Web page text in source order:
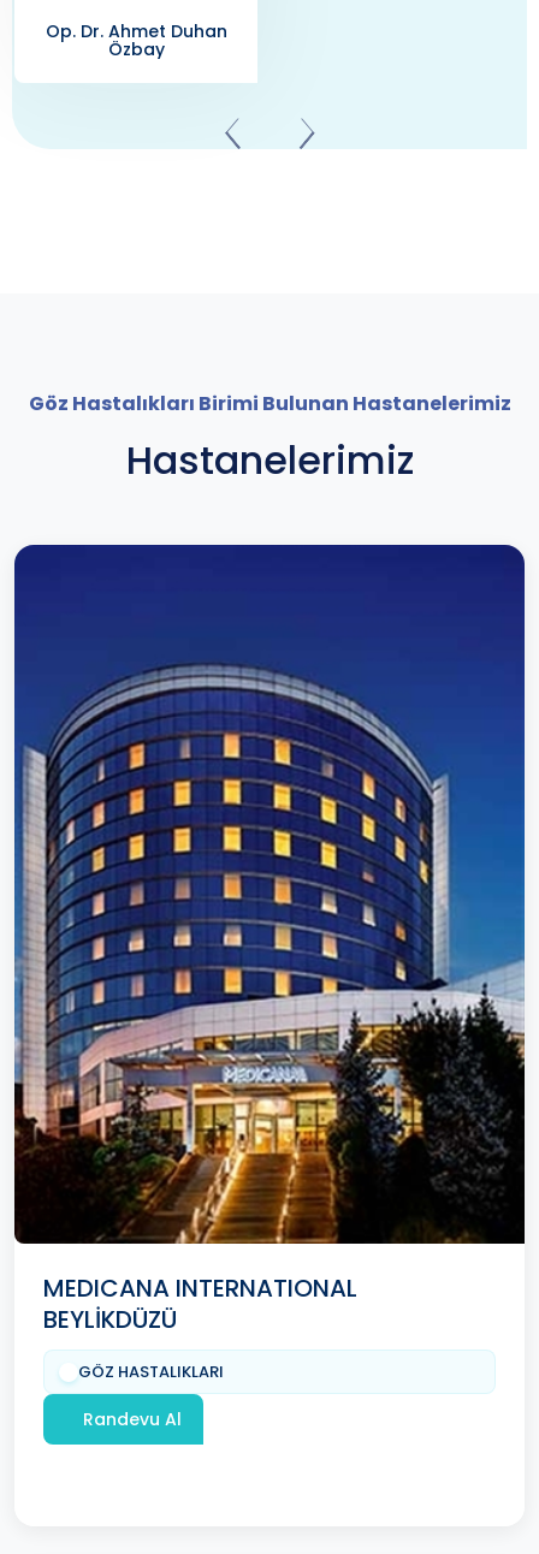
Göz Hastalıkları Birimi Bulunan Hastanelerimiz
Hastanelerimiz
MEDICANA INTERNATIONAL
BEYLİKDÜZÜ
GÖZ HASTALIKLARI
Randevu Al